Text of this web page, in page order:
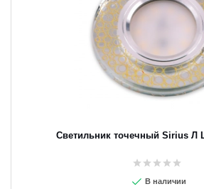
Светильник точечный Sirius Л
В наличии